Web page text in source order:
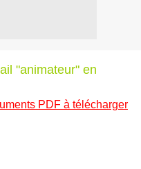
"animateur" en
PDF à télécharger